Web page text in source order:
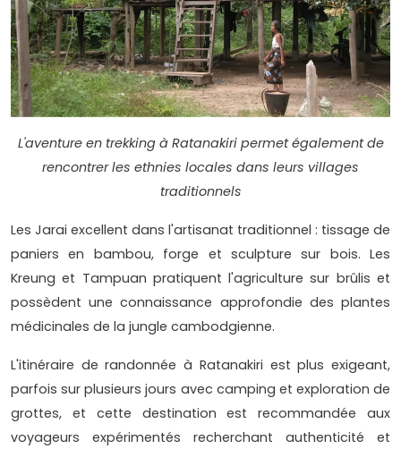
L'aventure en trekking à Ratanakiri permet également de
rencontrer les ethnies locales dans leurs villages
traditionnels
Les Jarai excellent dans l'artisanat traditionnel : tissage de
paniers en bambou, forge et sculpture sur bois. Les
Kreung et Tampuan pratiquent l'agriculture sur brûlis et
possèdent une connaissance approfondie des plantes
médicinales de la jungle cambodgienne.
L'itinéraire de randonnée à Ratanakiri est plus exigeant,
parfois sur plusieurs jours avec camping et exploration de
grottes, et cette destination est recommandée aux
voyageurs expérimentés recherchant authenticité et